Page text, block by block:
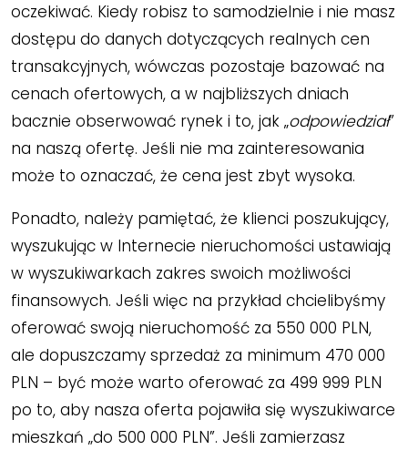
oczekiwać. Kiedy robisz to samodzielnie i nie masz
dostępu do danych dotyczących realnych cen
transakcyjnych, wówczas pozostaje bazować na
cenach ofertowych, a w najbliższych dniach
bacznie obserwować rynek i to, jak „odpowiedział”
na naszą ofertę. Jeśli nie ma zainteresowania
może to oznaczać, że cena jest zbyt wysoka.
Ponadto, należy pamiętać, że klienci poszukujący,
wyszukując w Internecie nieruchomości ustawiają
w wyszukiwarkach zakres swoich możliwości
finansowych. Jeśli więc na przykład chcielibyśmy
oferować swoją nieruchomość za 550 000 PLN,
ale dopuszczamy sprzedaż za minimum 470 000
PLN – być może warto oferować za 499 999 PLN
po to, aby nasza oferta pojawiła się wyszukiwarce
mieszkań „do 500 000 PLN”. Jeśli zamierzasz